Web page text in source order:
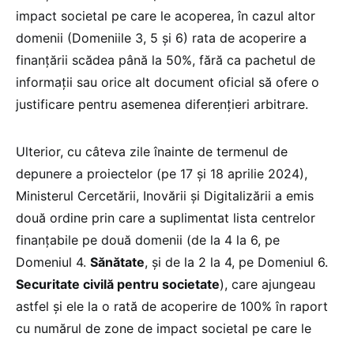
impact societal pe care le acoperea, în cazul altor
domenii (Domeniile 3, 5 și 6) rata de acoperire a
finanțării scădea până la 50%, fără ca pachetul de
informații sau orice alt document oficial să ofere o
justificare pentru asemenea diferențieri arbitrare.
Ulterior, cu câteva zile înainte de termenul de
depunere a proiectelor (pe 17 și 18 aprilie 2024),
Ministerul Cercetării, Inovării și Digitalizării a emis
două ordine prin care a suplimentat lista centrelor
finanțabile pe două domenii (de la 4 la 6, pe
Domeniul 4. Sănătate, și de la 2 la 4, pe Domeniul 6.
Securitate civilă pentru societate), care ajungeau
astfel și ele la o rată de acoperire de 100% în raport
cu numărul de zone de impact societal pe care le